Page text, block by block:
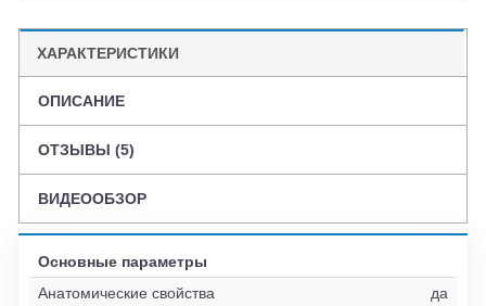
ХАРАКТЕРИСТИКИ
ОПИСАНИЕ
ОТЗЫВЫ (5)
ВИДЕООБЗОР
Основные параметры
Анатомические свойства
да